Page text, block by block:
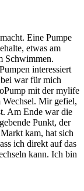
Eine Pumpe
etwas am
Schwimmen.
interessiert
war für mich
mit der mylife
Wechsel. Mir gefiel,
Am Ende war die
Punkt, der
kam, hat sich
ich direkt auf das
kann. Ich bin